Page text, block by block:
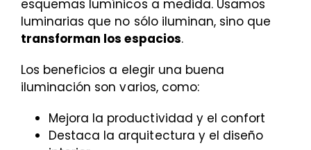
esquemas lumínicos a medida. Usamos
luminarias que no sólo iluminan, sino que
transforman los espacios.
Los beneficios a elegir una buena
iluminación son varios, como:
Mejora la productividad y el confort
Destaca la arquitectura y el diseño